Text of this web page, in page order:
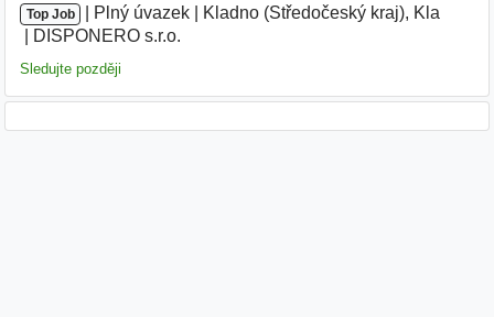
Top Job Plný úvazek Kladno (Středočeský kraj), Kla
DISPONERO s.r.o.
Sledujte později